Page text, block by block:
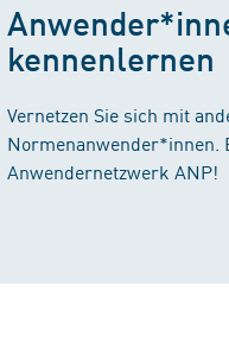
kennenlernen
Vernetzen Sie sich mit
Normenanwender*innen.
Anwendernetzwerk ANP!